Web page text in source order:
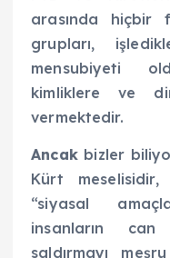
arasında hiçbir
grupları,
mensubiyeti
kimliklere ve
vermektedir.
Ancakbizler
Kürt meselisidir,
“siyasal
insanların
saldırmayı